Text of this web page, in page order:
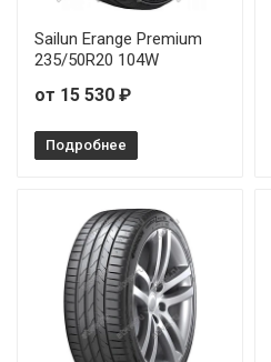
Sailun Erange Premium
235/50R20 104W
от 15 530 ₽
Подробнее